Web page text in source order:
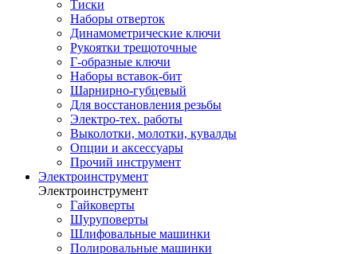
Тиски
Наборы отверток
Динамометрические ключи
Рукоятки трещоточные
Г-образные ключи
Наборы вставок-бит
Шарнирно-губцевый
Для восстановления резьбы
Электро-тех. работы
Выколотки, молотки, кувалды
Опции и аксессуары
Прочий инструмент
Электроинструмент
Электроинструмент
Гайковерты
Шуруповерты
Шлифовальные машинки
Полировальные машинки